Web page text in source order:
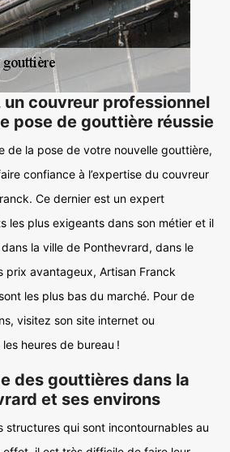
couvreur professionnel
pose de gouttière réussie
de la pose de votre nouvelle gouttière,
confiance à l’expertise du couvreur
Ce dernier est un expert
les plus exigeants dans son métier et il
la ville de Ponthevrard, dans le
prix avantageux, Artisan Franck
les plus bas du marché. Pour de
visitez son site internet ou
heures de bureau !
des gouttières dans la
et ses environs
structures qui sont incontournables au